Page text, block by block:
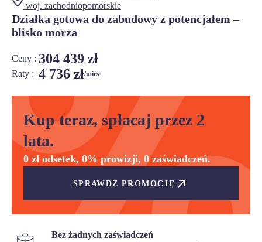
woj. zachodniopomorskie
Działka gotowa do zabudowy z potencjałem –
blisko morza
Ceny : 304 439 zł
Raty : 4 736 zł/mies
Kup teraz, spłacaj przez 2
lata.
0 zł odsetek, 0% prowizji, 0 zaświadczeń.
SPRAWDŹ PROMOCJĘ
Bez żadnych zaświadczeń